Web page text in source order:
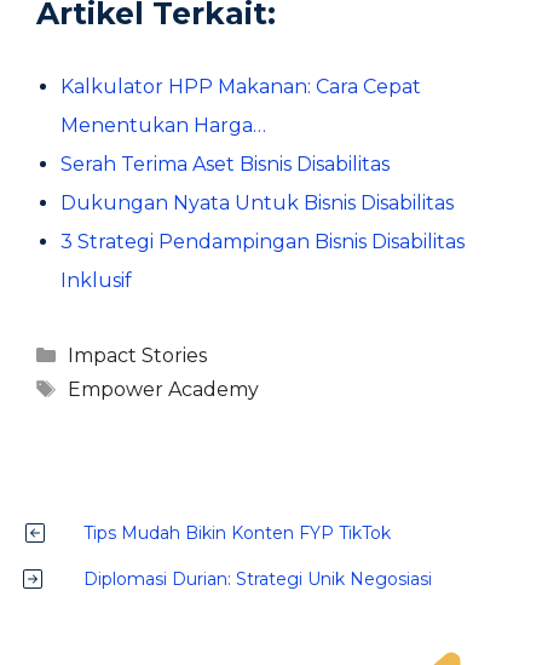
Artikel Terkait:
Kalkulator HPP Makanan: Cara Cepat
Menentukan Harga…
Serah Terima Aset Bisnis Disabilitas
Dukungan Nyata Untuk Bisnis Disabilitas
3 Strategi Pendampingan Bisnis Disabilitas
Inklusif
Kategori
Impact Stories
Tag
Empower Academy
Tips Mudah Bikin Konten FYP TikTok
Diplomasi Durian: Strategi Unik Negosiasi